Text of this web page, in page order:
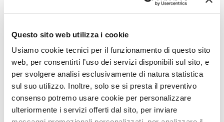
Questo sito web utilizza i cookie
Usiamo cookie tecnici per il funzionamento di questo sito
web, per consentirti l’uso dei servizi disponibili sul sito, e
per svolgere analisi esclusivamente di natura statistica
sul suo utilizzo. Inoltre, solo se si presta il preventivo
consenso potremo usare cookie per personalizzare
ulteriormente i servizi offerti dal sito, per inviare
ACIDO IALURONICO (frazione Hyalastine)
Ripara la pelle e ne ripristina il naturale grado
d’idratazione.